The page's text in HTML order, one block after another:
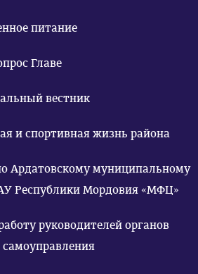
питание
Главе
вестник
и спортивная жизнь района
Ардатовскому муниципальному
Республики Мордовия «МФЦ»
руководителей органов
самоуправления